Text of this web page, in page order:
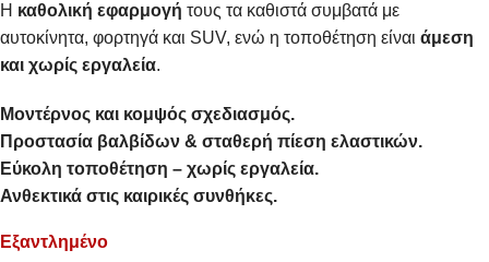
Η καθολική εφαρμογή τους τα καθιστά συμβατά με
αυτοκίνητα, φορτηγά και SUV, ενώ η τοποθέτηση είναι άμεση
και χωρίς εργαλεία.
Μοντέρνος και κομψός σχεδιασμός.
Προστασία βαλβίδων & σταθερή πίεση ελαστικών.
Εύκολη τοποθέτηση – χωρίς εργαλεία.
Ανθεκτικά στις καιρικές συνθήκες.
Εξαντλημένο